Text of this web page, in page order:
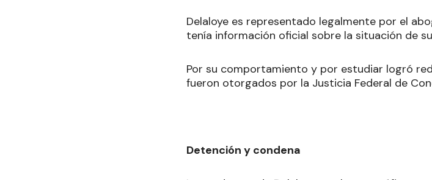
Delaloye es representado legalmente por el
tenía información oficial sobre la situación de
Por su comportamiento y por estudiar logró
fueron otorgados por la Justicia Federal de
Detención y condena